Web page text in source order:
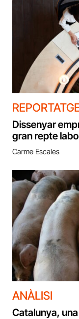
Dissenyar
gran repte
Carme Escales
ANÀLISI
Catalunya,